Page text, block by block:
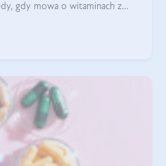
gdy mowa o witaminach z